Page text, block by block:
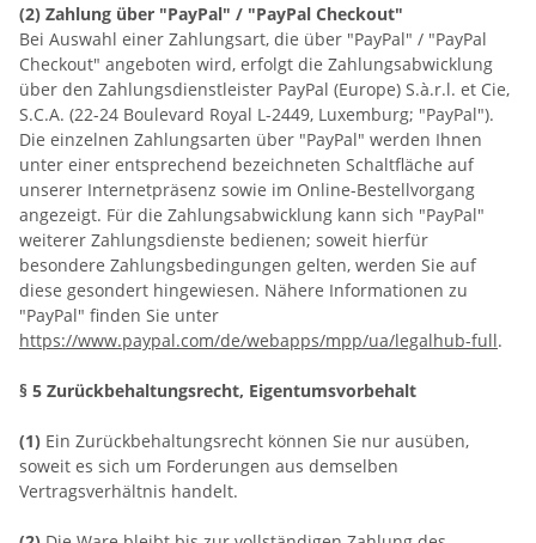
(2) Zahlung über "PayPal" / "PayPal Checkout"
Bei Auswahl einer Zahlungsart, die über "PayPal" / "PayPal
Checkout" angeboten wird, erfolgt die Zahlungsabwicklung
über den Zahlungsdienstleister PayPal (Europe) S.à.r.l. et Cie,
S.C.A. (22-24 Boulevard Royal L-2449, Luxemburg; "PayPal").
Die einzelnen Zahlungsarten über "PayPal" werden Ihnen
unter einer entsprechend bezeichneten Schaltfläche auf
unserer Internetpräsenz sowie im Online-Bestellvorgang
angezeigt. Für die Zahlungsabwicklung kann sich "PayPal"
weiterer Zahlungsdienste bedienen; soweit hierfür
besondere Zahlungsbedingungen gelten, werden Sie auf
diese gesondert hingewiesen. Nähere Informationen zu
"PayPal" finden Sie unter
https://www.paypal.com/de/webapps/mpp/ua/legalhub-full.
§ 5 Zurückbehaltungsrecht, Eigentumsvorbehalt
(1) Ein Zurückbehaltungsrecht können Sie nur ausüben,
soweit es sich um Forderungen aus demselben
Vertragsverhältnis handelt.